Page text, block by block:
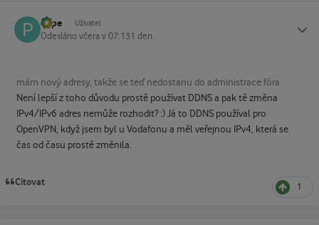
Pepe Uživatel
Odesláno včera v 07:131 den
mám nový adresy, takže se teď nedostanu do administrace fóra
Není lepší z toho důvodu prostě používat DDNS a pak tě změna
IPv4/IPv6 adres nemůže rozhodit? :) Já to DDNS používal pro
OpenVPN, když jsem byl u Vodafonu a měl veřejnou IPv4, která se
čas od času prostě změnila.
Citovat 1